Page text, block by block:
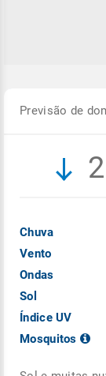
Previsão de
Chuva
Vento
Ondas
Sol
Índice UV
Mosquitos